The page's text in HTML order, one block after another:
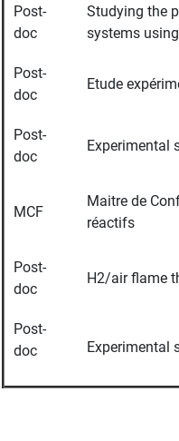
Post-
doc
Studying the
systems
Post-
doc
Etude
Post-
doc
Experimental
MCF
Maitre de
réactifs
Post-
doc
H2/air flame
Post-
doc
Experimental